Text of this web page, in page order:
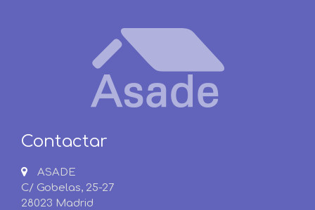
Contactar
ASADE
C/ Gobelas, 25-27
28023 Madrid